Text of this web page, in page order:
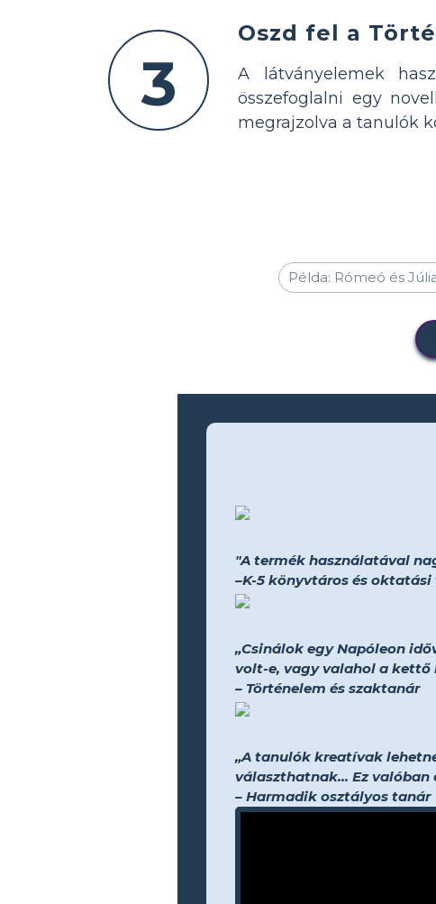
3
Oszd fel a
A látványelemek
összefoglalni egy
megrajzolva a tanulók
"A termék használatával
–K-5 könyvtáros és
„Csinálok egy Napóleon
volt-e, vagy valahol a kettő
– Történelem és szaktanár
„A tanulók kreatívak
választhatnak... Ez
– Harmadik osztályos tanár